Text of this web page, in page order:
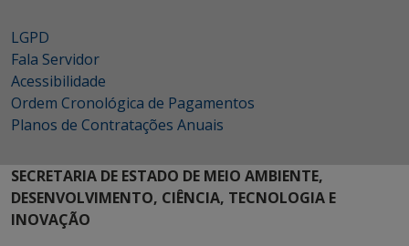
LGPD
Fala Servidor
Acessibilidade
Ordem Cronológica de Pagamentos
Planos de Contratações Anuais
SECRETARIA DE ESTADO DE MEIO AMBIENTE,
DESENVOLVIMENTO, CIÊNCIA, TECNOLOGIA E
INOVAÇÃO